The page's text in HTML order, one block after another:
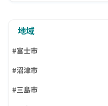
地域
#富士市
#沼津市
#三島市